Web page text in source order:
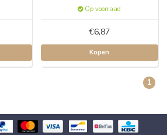
Op voorraad
€6,87
Kopen
1